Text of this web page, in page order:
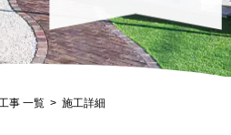
事 一覧 施工詳細